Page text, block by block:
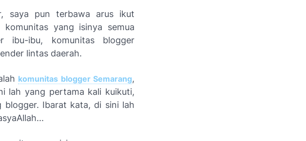
saya pun terbawa arus ikut
yang isinya semua
ibu-ibu, komunitas blogger
lintas daerah.
komunitas blogger Semarang,
lah yang pertama kali kuikuti,
blogger. Ibarat kata, di sini lah